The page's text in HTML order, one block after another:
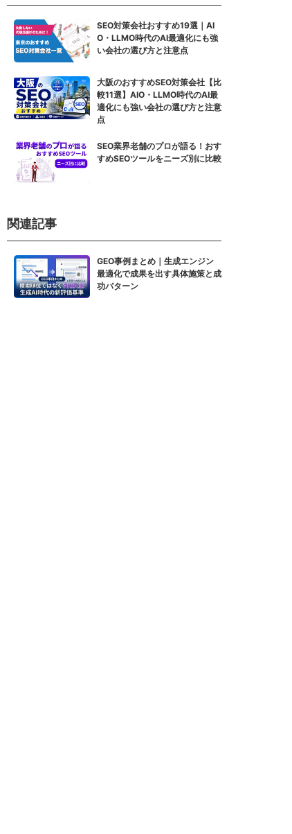
SEO対策会社おすすめ19選｜AI
O・LLMO時代のAI最適化にも強
い会社の選び方と注意点
大阪のおすすめSEO対策会社【比
較11選】AIO・LLMO時代のAI最
適化にも強い会社の選び方と注意
点
SEO業界老舗のプロが語る！おす
すめSEOツールをニーズ別に比較
関連記事
GEO事例まとめ｜生成エンジン
最適化で成果を出す具体施策と成
功パターン